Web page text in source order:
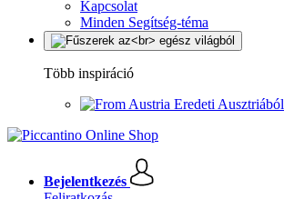
Kapcsolat
Minden Segítség-téma
Több inspiráció
Eredeti Ausztriából
Bejelentkezés